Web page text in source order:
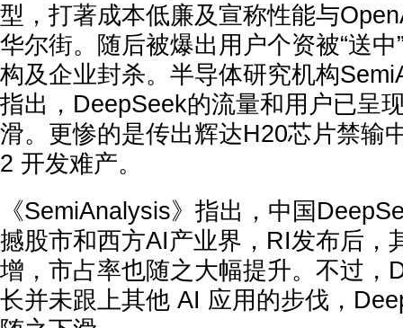
型，打著成本低廉及宣称性能与
华尔街。随后被爆出用户个资被“送
构及企业封杀。半导体研究机构
指出，DeepSeek的流量和用户已呈
滑。更惨的是传出辉达H20芯片禁输
2 开发难产。
《SemiAnalysis》指出，中国
撼股市和西方AI产业界，RI发布后，
增，市占率也随之大幅提升。不过，
长并未跟上其他 AI 应用的步伐，